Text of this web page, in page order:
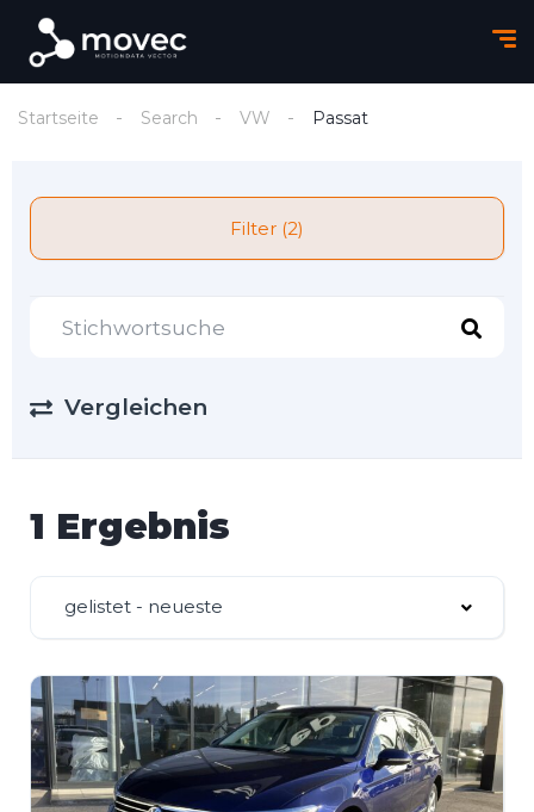
Startseite Search VW Passat
Filter (2)
Vergleichen
1 Ergebnis
gelistet - neueste